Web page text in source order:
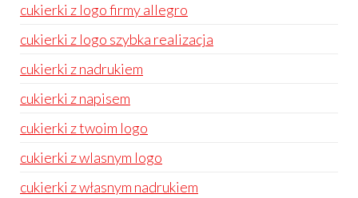
cukierki z logo firmy allegro
cukierki z logo szybka realizacja
cukierki z nadrukiem
cukierki z napisem
cukierki z twoim logo
cukierki z wlasnym logo
cukierki z własnym nadrukiem